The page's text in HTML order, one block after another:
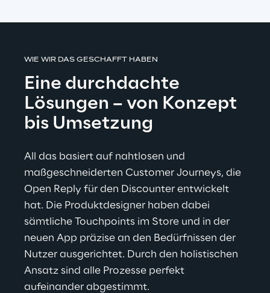
WIE WIR DAS GESCHAFFT HABEN
Eine durchdachte
Lösungen – von Konzept
bis Umsetzung
All das basiert auf nahtlosen und
maßgeschneiderten Customer Journeys, die
Open Reply für den Discounter entwickelt
hat. Die Produktdesigner haben dabei
sämtliche Touchpoints im Store und in der
neuen App präzise an den Bedürfnissen der
Nutzer ausgerichtet. Durch den holistischen
Ansatz sind alle Prozesse perfekt
aufeinander abgestimmt.